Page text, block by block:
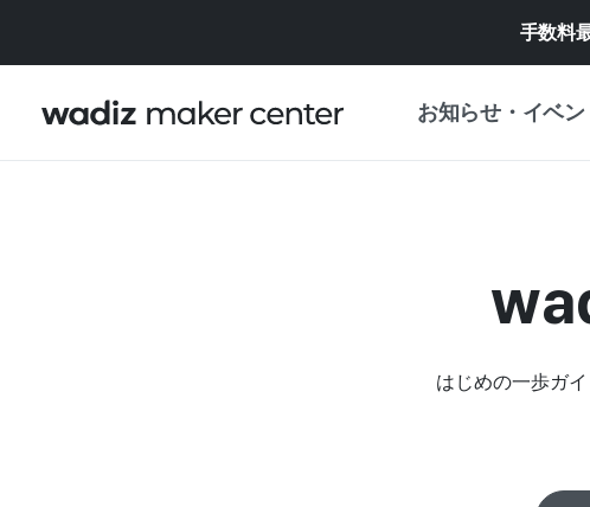
手数料
お知らせ・イベン
プレスリリース
セキュリティセンター
はじめの一歩ガイ